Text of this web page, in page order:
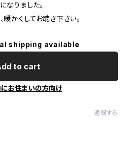
なりました。
かくしてお聴き下さい。
shipping available
to cart
お住まいの方向け
通報する